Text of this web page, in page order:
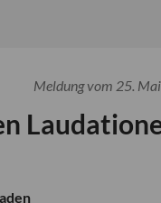
Meldung vom 25.